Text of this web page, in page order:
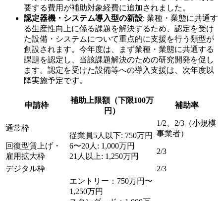
要する費用が補助対象経費に追加されました。
認定器機・システム導入型の新設: 業種・業態に共通す
る生産性向上に係る課題を解決するため、認定を受け
た設備・システムについて重点的に支援を行う類型が
創設されます。今年度は、まず業種・業態に共通する
課題を認定し、当該課題解決のための研究開発を促し
ます。認定を受けた設備等への導入支援は、次年度以
降実施予定です。
申請枠
補助上限額（下限100万
円）
補助率
通常枠
従業員5人以下: 750万円
6〜20人: 1,000万円
21人以上: 1,250万円
1/2、2/3（小規模
事業者）
回復型賃上げ・
雇用拡大枠
2/3
デジタル枠 2/3
エントリー：750万円〜
1,250万円